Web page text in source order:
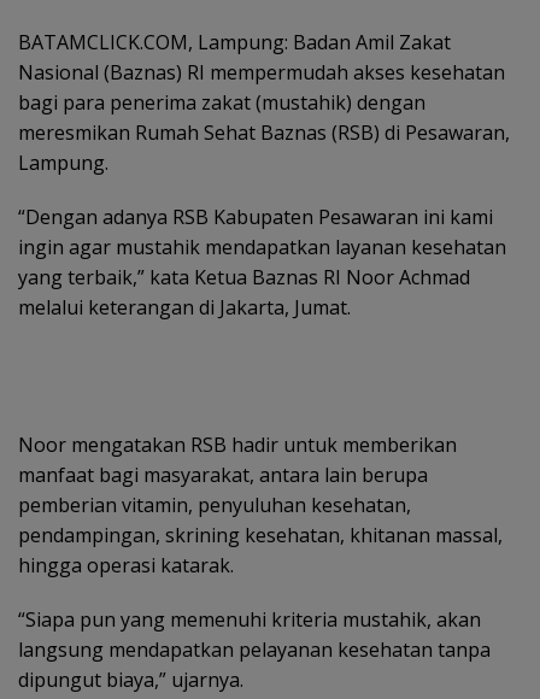
BATAMCLICK.COM, Lampung: Badan Amil Zakat
Nasional (Baznas) RI mempermudah akses kesehatan
bagi para penerima zakat (mustahik) dengan
meresmikan Rumah Sehat Baznas (RSB) di Pesawaran,
Lampung.
“Dengan adanya RSB Kabupaten Pesawaran ini kami
ingin agar mustahik mendapatkan layanan kesehatan
yang terbaik,” kata Ketua Baznas RI Noor Achmad
melalui keterangan di Jakarta, Jumat.
Noor mengatakan RSB hadir untuk memberikan
manfaat bagi masyarakat, antara lain berupa
pemberian vitamin, penyuluhan kesehatan,
pendampingan, skrining kesehatan, khitanan massal,
hingga operasi katarak.
“Siapa pun yang memenuhi kriteria mustahik, akan
langsung mendapatkan pelayanan kesehatan tanpa
dipungut biaya,” ujarnya.